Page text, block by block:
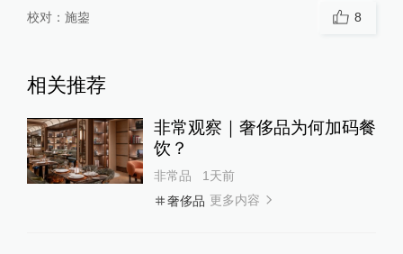
校对： 施鋆 8
相关推荐
非常观察｜奢侈品为何加码餐
饮？
非常品
1天前
奢侈品 更多内容